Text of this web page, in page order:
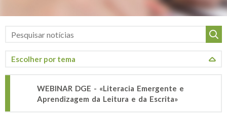
WEBINAR DGE - «Literacia Emergente e
Aprendizagem da Leitura e da Escrita»